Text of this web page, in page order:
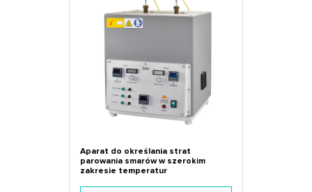
Aparat do określania strat
parowania smarów w szerokim
zakresie temperatur